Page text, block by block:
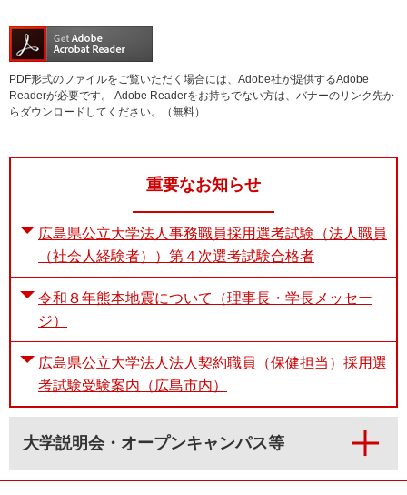
PDF形式のファイルをご覧いただく場合には、Adobe社が提供するAdobe
Readerが必要です。
Adobe Readerをお持ちでない方は、バナーのリンク先か
らダウンロードしてください。（無料）
重要なお知らせ
広島県公立大学法人事務職員採用選考試験（法人職員
（社会人経験者））第４次選考試験合格者
令和８年熊本地震について（理事長・学長メッセー
ジ）
広島県公立大学法人法人契約職員（保健担当）採用選
考試験受験案内（広島市内）
大学説明会・オープンキャンパス等